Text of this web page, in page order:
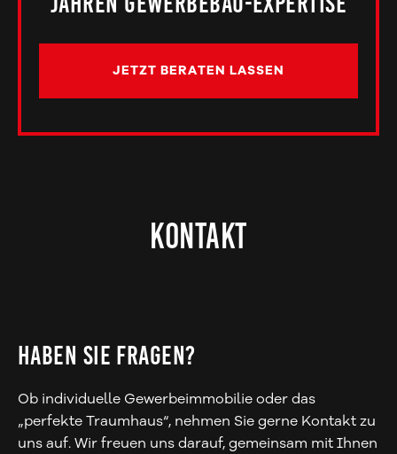
JETZT BERATEN LASSEN
Kontakt
HABEN SIE FRAGEN?
Ob individuelle Gewerbeimmobilie oder das
„perfekte Traumhaus“, nehmen Sie gerne Kontakt zu
uns auf. Wir freuen uns darauf, gemeinsam mit Ihnen